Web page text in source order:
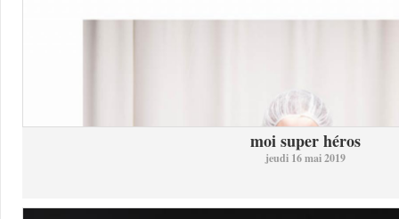
moi super héros
jeudi 16 mai 2019